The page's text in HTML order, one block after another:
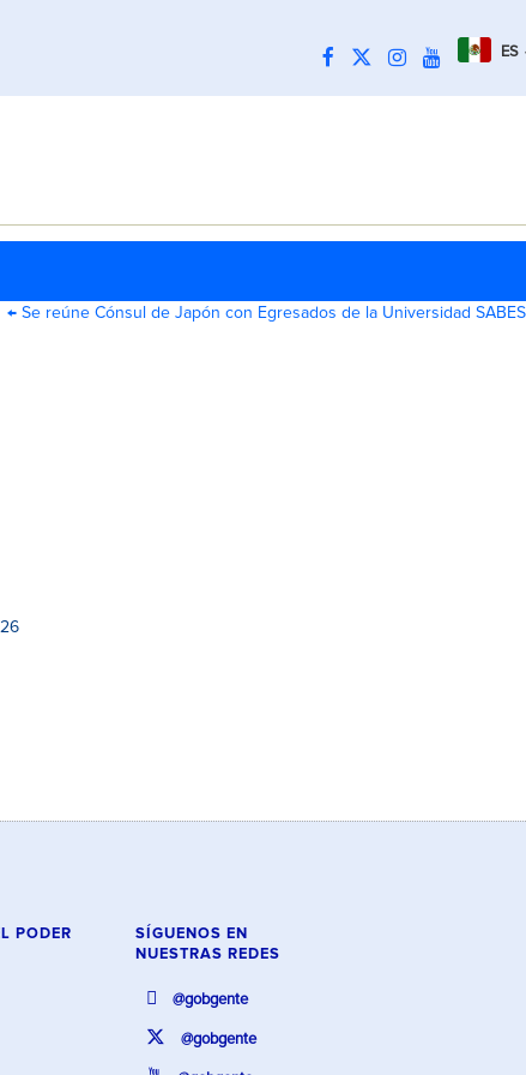
ES
← Se reúne Cónsul de Japón con Egresados de la Universidad SABES
PODER
SÍGUENOS EN
NUESTRAS REDES
@gobgente
@gobgente